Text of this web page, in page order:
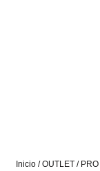
Inicio /OUTLET / PRO